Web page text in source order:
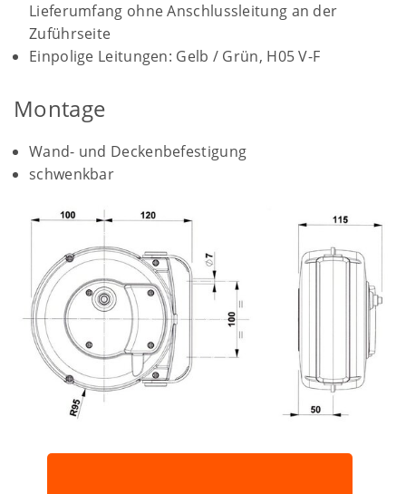
Lieferumfang ohne Anschlussleitung an der
Zuführseite
Einpolige Leitungen: Gelb / Grün, H05 V-F
Montage
Wand- und Deckenbefestigung
schwenkbar